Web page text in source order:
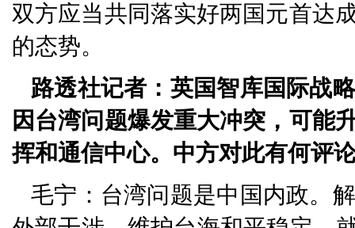
双方应当共同落实好两国元首达
的态势。
路透社记者：英国智库国际战
因台湾问题爆发重大冲突，可能
挥和通信中心。中方对此有何评
毛宁：台湾问题是中国内政。